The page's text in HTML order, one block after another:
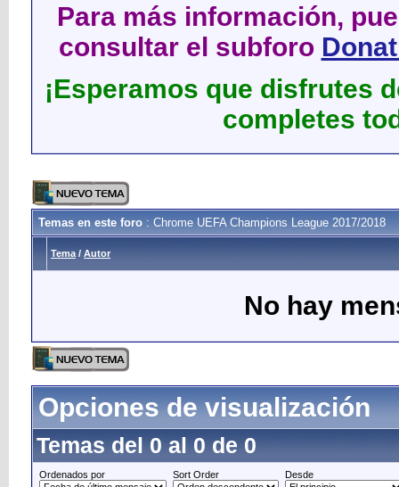
Para más información,
consultar el subforo
¡Esperamos que disfrutes
completes
Temas en este foro : Chrome UEFA Champions League 2017/2018
Tema / Autor
No hay
Opciones de visualización
Temas del 0 al 0 de 0
Ordenados por Sort Order Desde